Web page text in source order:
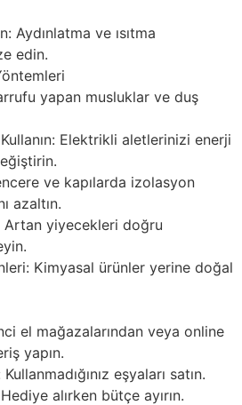
Aydınlatma ve ısıtma
edin.
yapan musluklar ve duş
Elektrikli aletlerinizi enerji
ve kapılarda izolasyon
azaltın.
Artan yiyecekleri doğru
Kimyasal ürünler yerine doğal
el mağazalarından veya online
yapın.
eşyaları satın.
alırken bütçe ayırın.